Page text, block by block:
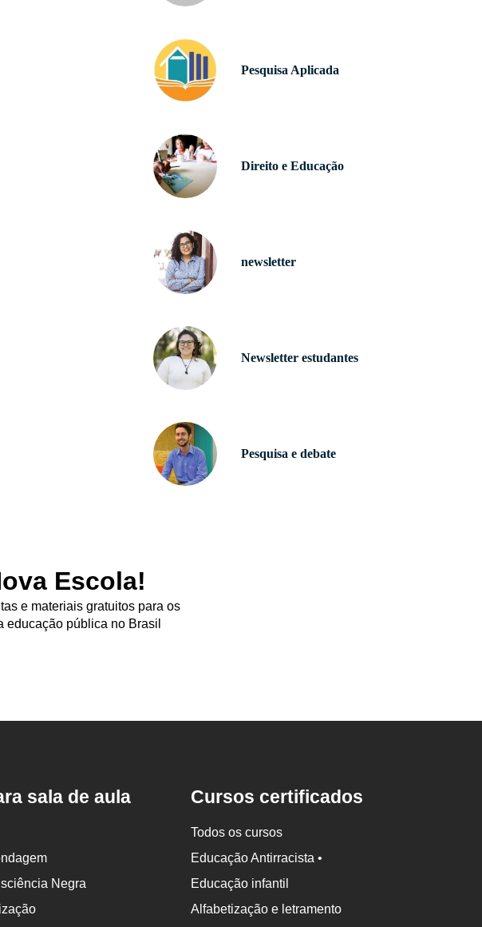
Pesquisa Aplicada
Direito e Educação
newsletter
Newsletter estudantes
Pesquisa e debate
Escola!
e materiais gratuitos para os
educação pública no Brasil
sala de aula
Negra
Cursos certificados
Todos os cursos
Educação Antirracista •
Educação infantil
Alfabetização e letramento